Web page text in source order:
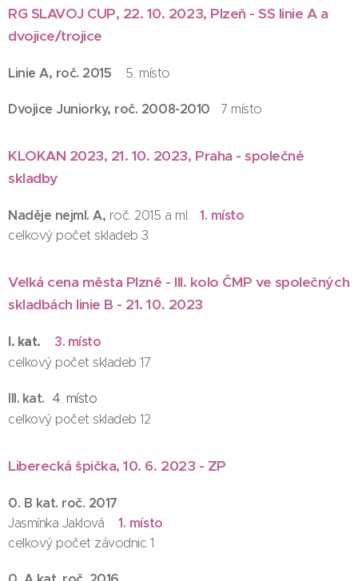
RG SLAVOJ CUP, 22. 10. 2023, Plzeň - SS linie A a
dvojice/trojice
Linie A, roč. 2015 5. místo
Dvojice Juniorky, roč. 2008-2010 7 místo
KLOKAN 2023, 21. 10. 2023, Praha - společné
skladby
Naděje nejml. A, roč. 2015 a ml. 1. místo
celkový počet skladeb 3
Velká cena města Plzně - III. kolo ČMP ve společných
skladbách linie B - 21. 10. 2023
I. kat. 3. místo
celkový počet skladeb 17
III. kat. 4. místo
celkový počet skladeb 12
Liberecká špička, 10. 6. 2023 - ZP
0. B kat. roč. 2017
Jasmínka Jaklová 1. místo
celkový počet závodnic 1